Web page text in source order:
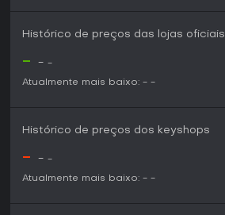
Histórico de preços das lojas oficiais
- - -
Atualmente mais baixo: - -
Histórico de preços dos keyshops
- - -
Atualmente mais baixo: - -